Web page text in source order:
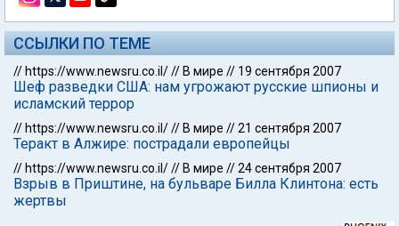
ССЫЛКИ ПО ТЕМЕ
// https://www.newsru.co.il/// В мире // 19 сентября 2007
Шеф разведки США: нам угрожают русские шпионы и
исламский террор
// https://www.newsru.co.il/// В мире //21 сентября 2007
Теракт в Алжире: пострадали европейцы
// https://www.newsru.co.il/// В мире //24 сентября 2007
Взрыв в Приштине, на бульваре Билла Клинтона: есть
жертвы